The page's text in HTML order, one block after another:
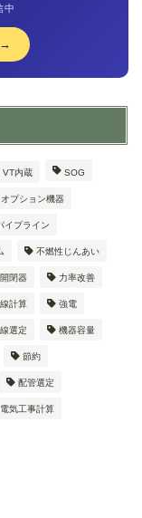
中
VT内蔵 SOG
オプション機器
イプライン
不燃性じんあい
閉器 力率改善
計算 強電
選定 機器容量
節約
配管選定
電気工事計算